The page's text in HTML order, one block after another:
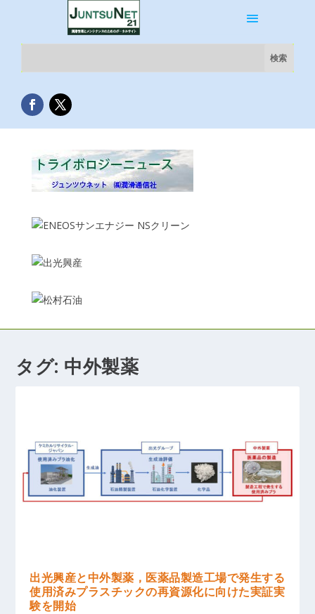
タグ: 中外製薬
出光興産と中外製薬，医薬品製造工場で発生する
使用済みプラスチックの再資源化に向けた実証実
験を開始